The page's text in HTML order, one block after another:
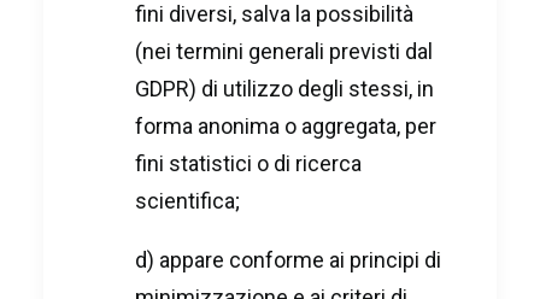
fini diversi, salva la possibilità
(nei termini generali previsti dal
GDPR) di utilizzo degli stessi, in
forma anonima o aggregata, per
fini statistici o di ricerca
scientifica;
d) appare conforme ai principi di